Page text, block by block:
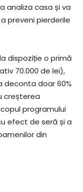
analiza casa și va
preveni pierderile
dispoziție o primă
70.000 de lei),
deconta doar 60%
creșterea
programului
efect de seră și a
din